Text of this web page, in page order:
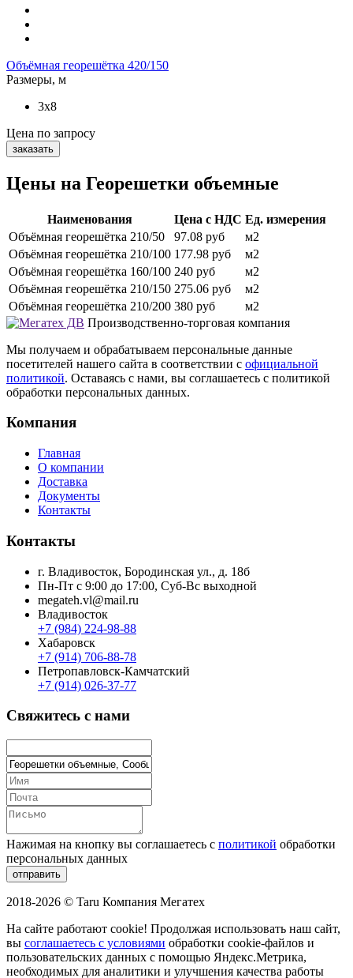
Объёмная георешётка 420/150
Размеры, м
3x8
Цена по запросу
заказать
Цены на Георешетки объемные
Наименования Цена с НДС Ед. измерения
Объёмная георешётка 210/50
97.08 руб
м2
Объёмная георешётка 210/100 177.98 руб
м2
Объёмная георешётка 160/100 240 руб
м2
Объёмная георешётка 210/150 275.06 руб
м2
Объёмная георешётка 210/200 380 руб
м2
Производственно-торговая компания
Мы получаем и обрабатываем персональные данные
посетителей нашего сайта в соответствии с официальной
политикой. Оставаясь с нами, вы соглашаетесь с политикой
обработки персональных данных.
Компания
Главная
О компании
Доставка
Документы
Контакты
Контакты
г. Владивосток, Бородинская ул., д. 18б
Пн-Пт с 9:00 до 17:00, Суб-Вс выходной
megateh.vl@mail.ru
Владивосток
+7 (984) 224-98-88
Хабаровск
+7 (914) 706-88-78
Петропавловск-Камчатский
+7 (914) 026-37-77
Свяжитесь с нами
Нажимая на кнопку вы соглашаетесь с политикой обработки
персональных данных
отправить
2018-2026 © Taru Компания Мегатех
На сайте работают cookie! Продолжая использовать наш сайт,
вы соглашаетесь с условиями обработки cookie-файлов и
пользовательских данных с помощью Яндекс.Метрика,
необходимых для аналитики и улучшения качества работы